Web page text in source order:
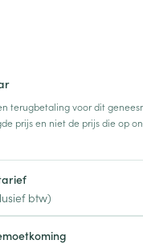
terugbetaling voor dit
prijs en niet de prijs die op
btw)